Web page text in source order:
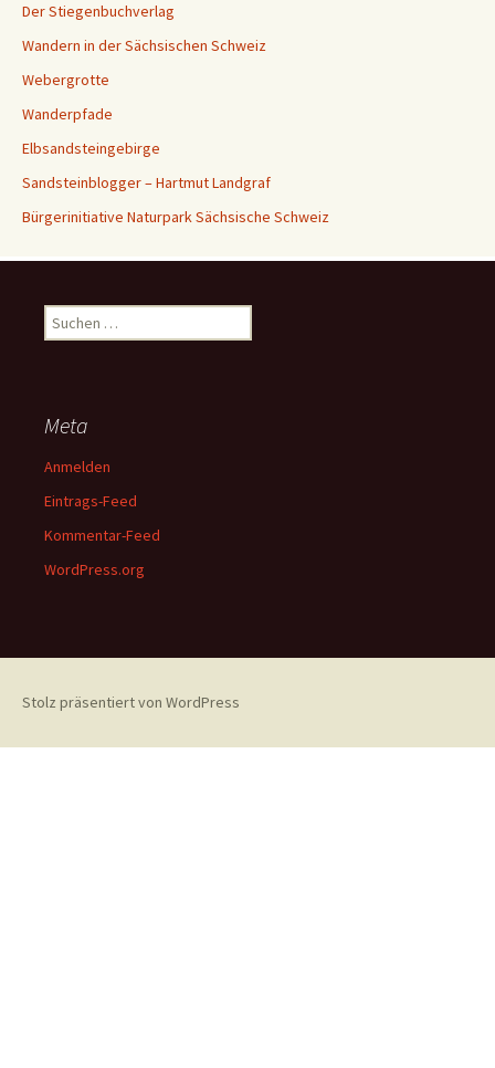
Der Stiegenbuchverlag
Wandern in der Sächsischen Schweiz
Webergrotte
Wanderpfade
Elbsandsteingebirge
Sandsteinblogger – Hartmut Landgraf
Bürgerinitiative Naturpark Sächsische Schweiz
Suchen
nach:
Meta
Anmelden
Eintrags-Feed
Kommentar-Feed
WordPress.org
Stolz präsentiert von WordPress